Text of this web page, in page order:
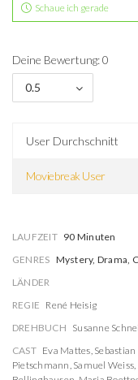
Schaue ich gerade
Deine Bewertung: 0
0.5
User Durchschnitt
Moviebreak User
LAUFZEIT 90 Minuten
GENRES Mystery, Drama,
LÄNDER
REGIE René Heisig
DREHBUCH Susanne
CAST Eva Mattes, Sebastian
Pietschmann, Samuel Weiss,